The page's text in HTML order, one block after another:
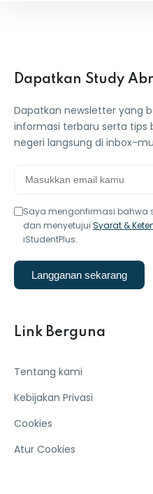
Dapatkan Study
Dapatkan newsletter yang
informasi terbaru serta tips
negeri langsung di inbox-
Saya mengonfirmasi bahwa
dan menyetujui Syarat &
iStudentPlus.
Langganan sekarang
Link Berguna
Tentang kami
Kebijakan Privasi
Cookies
Atur Cookies